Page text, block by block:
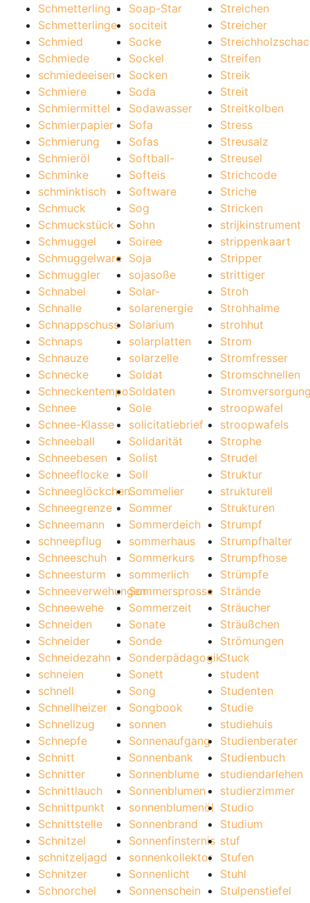
Schmetterling
Schmetterlinge
Schmied
Schmiede
schmiedeeisen
Schmiere
Schmiermittel
Schmierpapier
Schmierung
Schmieröl
Schminke
schminktisch
Schmuck
Schmuckstück
Schmuggel
Schmuggelware
Schmuggler
Schnabel
Schnalle
Schnappschuss
Schnaps
Schnauze
Schnecke
Schneckentempo
Schnee
Schnee-Klasse
Schneeball
Schneebesen
Schneeflocke
Schneeglöckchen
Schneegrenze
Schneemann
schneepflug
Schneeschuh
Schneesturm
Schneeverwehungen
Schneewehe
Schneiden
Schneider
Schneidezahn
schneien
schnell
Schnellheizer
Schnellzug
Schnepfe
Schnitt
Schnitter
Schnittlauch
Schnittpunkt
Schnittstelle
Schnitzel
schnitzeljagd
Schnitzer
Schnorchel
Soap-Star
sociteit
Socke
Sockel
Socken
Soda
Sodawasser
Sofa
Sofas
Softball-
Softeis
Software
Sog
Sohn
Soiree
Soja
sojasoße
Solar-
solarenergie
Solarium
solarplatten
solarzelle
Soldat
Soldaten
Sole
solicitatiebrief
Solidarität
Solist
Soll
Sommelier
Sommer
Sommerdeich
sommerhaus
Sommerkurs
sommerlich
Sommersprosse
Sommerzeit
Sonate
Sonde
Sonderpädagogik
Sonett
Song
Songbook
sonnen
Sonnenaufgang
Sonnenbank
Sonnenblume
Sonnenblumen
sonnenblumenöl
Sonnenbrand
Sonnenfinsternis
sonnenkollektor
Sonnenlicht
Sonnenschein
Streichen
Streicher
Streifen
Streik
Streit
Streitkolben
Stress
Streusalz
Streusel
Strichcode
Striche
Stricken
strijkinstrument
strippenkaart
Stripper
strittiger
Stroh
Strohhalme
strohhut
Strom
Stromfresser
Stromschnellen
stroopwafel
stroopwafels
Strophe
Strudel
Struktur
strukturell
Strukturen
Strumpf
Strumpfhalter
Strumpfhose
Strümpfe
Strände
Sträucher
Sträußchen
Strömungen
Stuck
student
Studenten
Studie
studiehuis
Studienberater
Studienbuch
studiendarlehen
studierzimmer
Studio
Studium
stuf
Stufen
Stuhl
Stulpenstiefel